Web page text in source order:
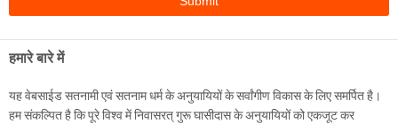
हमारे बारे में
यह वेबसाईड सतनामी एवं सतनाम धर्म के अनुयायियों के सर्वांगीण विकास के लिए समर्पित है।
हम संकल्पित है कि पूरे विश्व में निवासरत् गुरू घासीदास के अनुयायियों को एकजूट कर